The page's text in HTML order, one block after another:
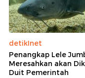
detikInet
Penangkap Lele
Meresahkan akan
Duit Pemerintah